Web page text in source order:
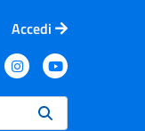
Accedi